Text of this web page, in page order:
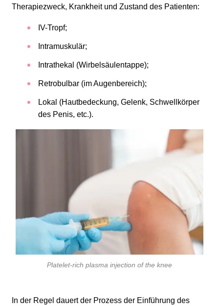
Therapiezweck, Krankheit und Zustand des Patienten:
IV-Tropf;
Intramuskulär;
Intrathekal (Wirbelsäulentappe);
Retrobulbar (im Augenbereich);
Lokal (Hautbedeckung, Gelenk, Schwellkörper
des Penis, etc.).
Platelet-rich plasma injection of the knee
In der Regel dauert der Prozess der Einführung des